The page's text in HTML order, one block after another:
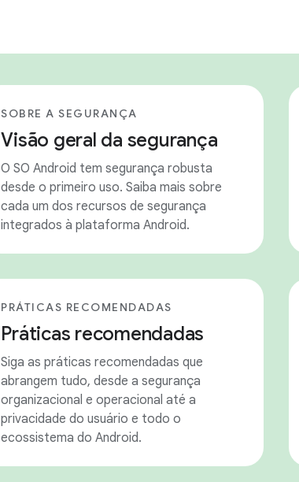
SOBRE A SEGURANÇA
Visão geral da segurança
O SO Android tem segurança robusta
desde o primeiro uso. Saiba mais sobre
cada um dos recursos de segurança
integrados à plataforma Android.
PRÁTICAS RECOMENDADAS
Práticas recomendadas
Siga as práticas recomendadas que
abrangem tudo, desde a segurança
organizacional e operacional até a
privacidade do usuário e todo o
ecossistema do Android.